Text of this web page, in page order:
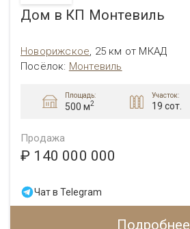
Дом в КП Монтевиль
Новорижское, 25 км от МКАД
Посёлок: Монтевиль
Площадь:
500 м2
Участок:
19 сот.
Продажа
₽ 140 000 000
Чат в Telegram
Подробнее